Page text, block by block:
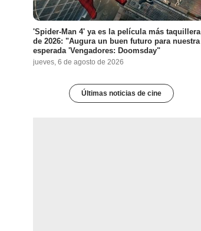
'Spider-Man 4' ya es la película más taquillera
de 2026: "Augura un buen futuro para nuestra
esperada 'Vengadores: Doomsday"
jueves, 6 de agosto de 2026
Últimas noticias de cine